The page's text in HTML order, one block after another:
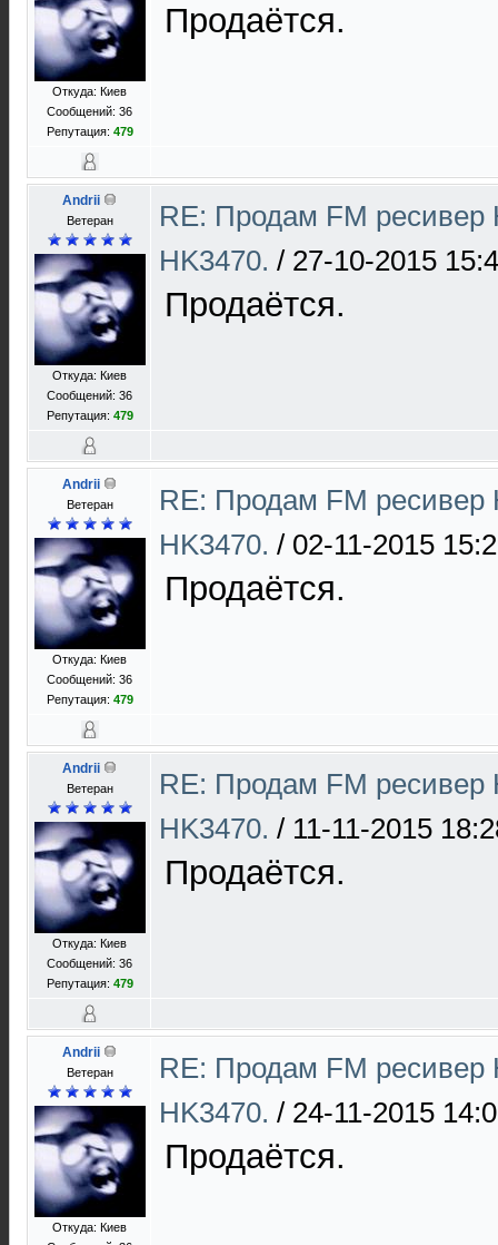
Откуда: Киев
Сообщений: 36
Репутация: 479
Продаётся.
Andrii
Ветеран
Откуда: Киев
Сообщений: 36
Репутация: 479
RE: Продам FM ресивер
HK3470. / 27-10-2015
Продаётся.
Andrii
Ветеран
Откуда: Киев
Сообщений: 36
Репутация: 479
RE: Продам FM ресивер
HK3470. / 02-11-2015
Продаётся.
Andrii
Ветеран
Откуда: Киев
Сообщений: 36
Репутация: 479
RE: Продам FM ресивер
HK3470. / 11-11-2015
Продаётся.
Andrii
Ветеран
Откуда: Киев
RE: Продам FM ресивер
HK3470. / 24-11-2015
Продаётся.